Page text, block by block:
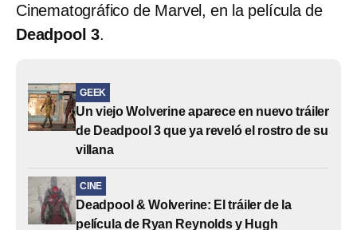
Cinematográfico de Marvel, en la película de
Deadpool 3.
GEEK
Un viejo Wolverine aparece en nuevo tráiler
de Deadpool 3 que ya reveló el rostro de su
villana
CINE
Deadpool & Wolverine: El tráiler de la
película de Ryan Reynolds y Hugh